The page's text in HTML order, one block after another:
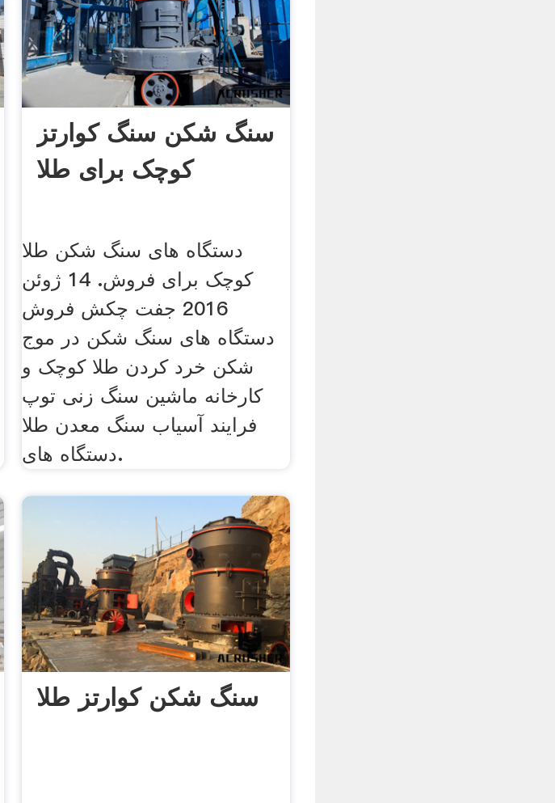
سنگ شکن سنگ کوارتز
کوچک برای طلا
دستگاه های سنگ شکن طلا
کوچک برای فروش. 14 ژوئن
2016 جفت چکش فروش
دستگاه های سنگ شکن در موج
شکن خرد کردن طلا کوچک و
کارخانه ماشین سنگ زنی توپ
فرایند آسیاب سنگ معدن طلا
دستگاه های.
سنگ شکن کوارتز طلا